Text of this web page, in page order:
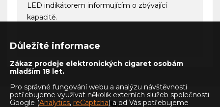
LED indikátorem informujícím o zbývající
kapacitě.
Důležité informace
Zákaz prodeje elektronických cigaret osobám
mladším 18 let.
Pro správné fungování webu a analýzu návštěvnosti
potřebujeme využívat několik externích služeb společnosti
Google (Analytics, reCaptcha) a od Vás potřebujeme